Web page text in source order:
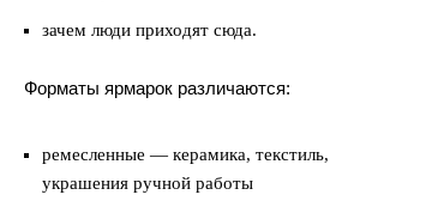
зачем люди приходят сюда.
Форматы ярмарок различаются:
ремесленные — керамика, текстиль,
украшения ручной работы